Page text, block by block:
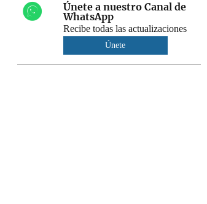
Únete a nuestro Canal de
WhatsApp
Recibe todas las actualizaciones
Únete